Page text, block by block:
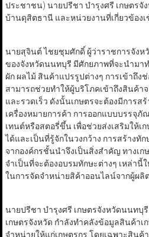
ประชาชน) นายปรีชา บำรุงศรี เกษตรจั
บ้านดุสิตธานี และหน่วยงานที่เกี่ยวข้อง
นายสุจินต์ ไชยชุมศักดิ์ ผู้ว่าราชการจังห
ของจังหวัดนนทบุรี มีศักยภาพที่จะนำมา
ผัก ผลไม้ สินค้าแปรรูปต่างๆ การเข้าถึง
สามารถช่วยทำให้ผู้บริโภคเข้าถึงสินค้า
และรวดเร็ว ดังนั้นเกษตรจะต้องมีการส
เครื่องหมายการค้า การออกแบบบรรจุ
เทนต์หรือสตอรี่ขึ้น เพื่อช่วยส่งเสริมให้เ
ได้และเป็นที่รู้จักในวงกว้าง การสร้างทั
จากองค์กรชั้นนำจึงเป็นสิ่งสำคัญ ทางเ
จำเป็นที่จะต้องอบรมทักษะต่างๆ เหล่านี้
ในการจัดจำหน่ายสิค้าออนไลน์จากผู้ผลิ
นายปรีชา บำรุงศรี เกษตรจังหวัดนนท
เกษตรจังหวัด กำลังทำคลังข้อมูลสินค้าเ
จำหน่ายให้แก่เกษตรกร โดยเฉพาะสินค้